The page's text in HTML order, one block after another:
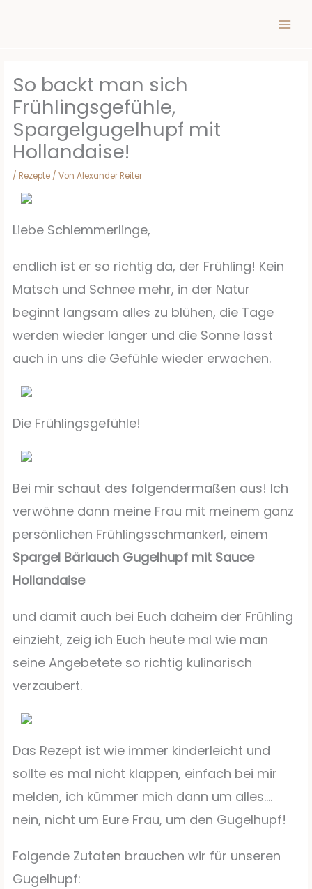
So backt man sich
Frühlingsgefühle,
Spargelgugelhupf mit
Hollandaise!
/ Rezepte / VonAlexander Reiter
Liebe Schlemmerlinge,
endlich ist er so richtig da, der Frühling! Kein
Matsch und Schnee mehr, in der Natur
beginnt langsam alles zu blühen, die Tage
werden wieder länger und die Sonne lässt
auch in uns die Gefühle wieder erwachen.
Die Frühlingsgefühle!
Bei mir schaut des folgendermaßen aus! Ich
verwöhne dann meine Frau mit meinem ganz
persönlichen Frühlingsschmankerl, einem
Spargel Bärlauch Gugelhupf mit Sauce
Hollandaise
und damit auch bei Euch daheim der Frühling
einzieht, zeig ich Euch heute mal wie man
seine Angebetete so richtig kulinarisch
verzaubert.
Das Rezept ist wie immer kinderleicht und
sollte es mal nicht klappen, einfach bei mir
melden, ich kümmer mich dann um alles….
nein, nicht um Eure Frau, um den Gugelhupf!
Folgende Zutaten brauchen wir für unseren
Gugelhupf: